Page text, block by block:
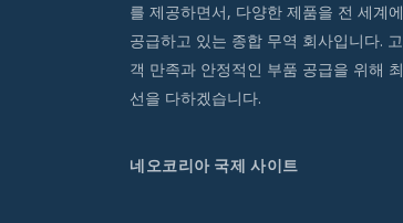
를 제공하면서, 다양한 제품을 전 세계에
공급하고 있는 종합 무역 회사입니다. 고
객 만족과 안정적인 부품 공급을 위해 최
선을 다하겠습니다.
네오코리아 국제 사이트